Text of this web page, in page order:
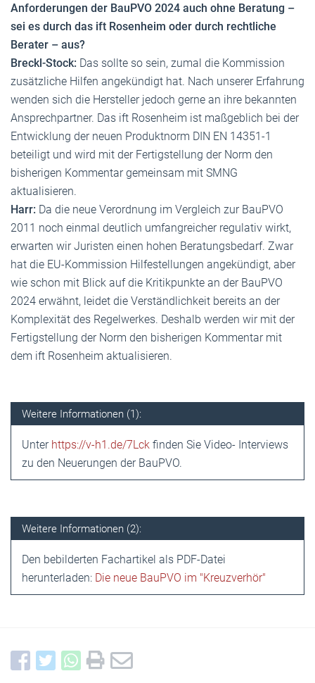
Anforderungen der BauPVO 2024 auch ohne Beratung –
sei es durch das ift Rosenheim oder durch rechtliche
Berater – aus?
Breckl-Stock: Das sollte so sein, zumal die Kommission
zusätzliche Hilfen angekündigt hat. Nach unserer Erfahrung
wenden sich die Hersteller jedoch gerne an ihre bekannten
Ansprechpartner. Das ift Rosenheim ist maßgeblich bei der
Entwicklung der neuen Produktnorm DIN EN 14351-1
beteiligt und wird mit der Fertigstellung der Norm den
bisherigen Kommentar gemeinsam mit SMNG
aktualisieren.
Harr: Da die neue Verordnung im Vergleich zur BauPVO
2011 noch einmal deutlich umfangreicher regulativ wirkt,
erwarten wir Juristen einen hohen Beratungsbedarf. Zwar
hat die EU-Kommission Hilfestellungen angekündigt, aber
wie schon mit Blick auf die Kritikpunkte an der BauPVO
2024 erwähnt, leidet die Verständlichkeit bereits an der
Komplexität des Regelwerkes. Deshalb werden wir mit der
Fertigstellung der Norm den bisherigen Kommentar mit
dem ift Rosenheim aktualisieren.
Weitere Informationen (1):
Unter https://v-h1.de/7Lck finden Sie Video- Interviews
zu den Neuerungen der BauPVO.
Weitere Informationen (2):
Den bebilderten Fachartikel als PDF-Datei
herunterladen: Die neue BauPVO im "Kreuzverhör"